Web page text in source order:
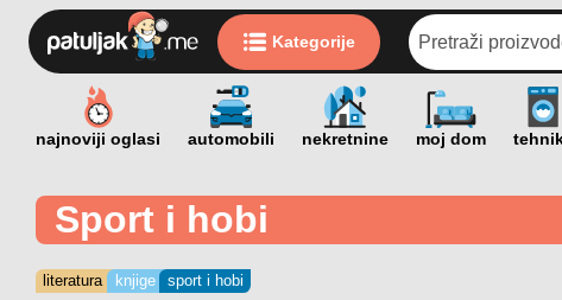
Kategorije
Sport i hobi
literatura knjige sport i hobi